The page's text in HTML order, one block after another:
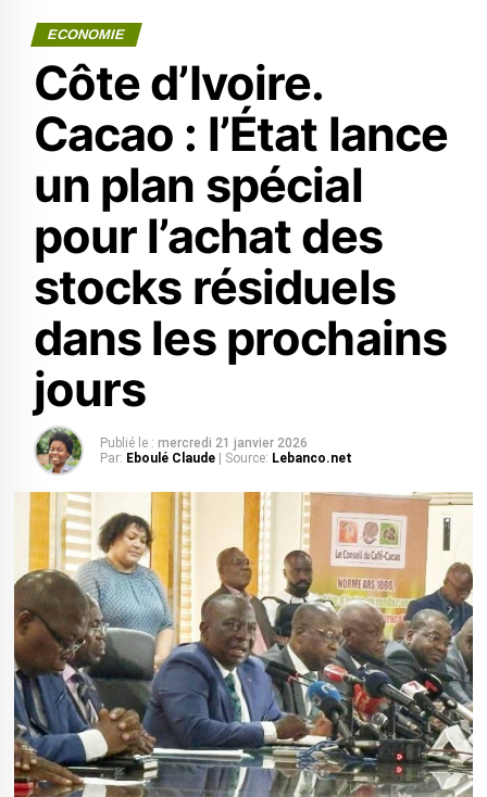
ECONOMIE
Côte d’Ivoire.
Cacao : l’État lance
un plan spécial
pour l’achat des
stocks résiduels
dans les prochains
jours
Publié le : mercredi 21 janvier 2026
Par: Eboulé Claude | Source: Lebanco.net